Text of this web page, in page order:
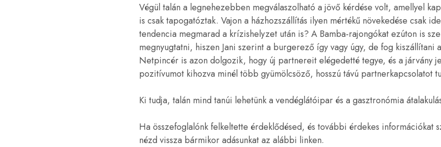
Végül talán a legnehezebben megválaszolható a jövő kérdése volt, amellyel
is csak tapogatóztak. Vajon a házhozszállítás ilyen mértékű növekedése csak
tendencia megmarad a krízishelyzet után is? A Bamba-rajongókat ezúton is
megnyugtatni, hiszen Jani szerint a burgerező így vagy úgy, de fog kiszállítani
Netpincér is azon dolgozik, hogy új partnereit elégedetté tegye, és a járvány
pozitívumot kihozva minél több gyümölcsöző, hosszú távú partnerkapcsolatot
Ki tudja, talán mind tanúi lehetünk a vendéglátóipar és a gasztronómia
Ha összefoglalónk felkeltette érdeklődésed, és további érdekes információkat
nézd vissza bármikor adásunkat az alábbi linken.